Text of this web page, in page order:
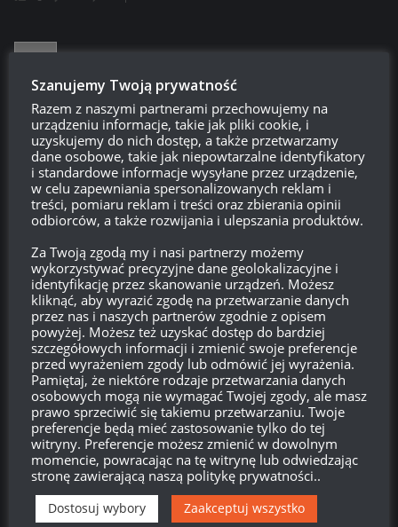
XD 14:48, 31 sierpnia 2018 14:48
„otrzymacie solidny zapas chleba ze smalcem i inne godne
nagrody” ahhaha dobre (jednak obejrzałem)
0 Odpowiedz
Powhatan 14:45, 31 sierpnia 2018 14:45
Ubrał się diabeł w ornat i ogonem na mszę dzwoni.
0 Odpowiedz
XD 14:43, 31 sierpnia 2018 14:43
Nie mogę patrzeć XD Coś na niej ten mundur nie leży…
0 Odpowiedz
Szanujemy Twoją prywatność
Razem z naszymi partnerami przechowujemy na
urządzeniu informacje, takie jak pliki cookie, i
uzyskujemy do nich dostęp, a także przetwarzamy
dane osobowe, takie jak niepowtarzalne identyfikatory
i standardowe informacje wysyłane przez urządzenie,
w celu zapewniania spersonalizowanych reklam i
treści, pomiaru reklam i treści oraz zbierania opinii
odbiorców, a także rozwijania i ulepszania produktów.
Za Twoją zgodą my i nasi partnerzy możemy
wykorzystywać precyzyjne dane geolokalizacyjne i
identyfikację przez skanowanie urządzeń. Możesz
kliknąć, aby wyrazić zgodę na przetwarzanie danych
przez nas i naszych partnerów zgodnie z opisem
powyżej. Możesz też uzyskać dostęp do bardziej
szczegółowych informacji i zmienić swoje preferencje
przed wyrażeniem zgody lub odmówić jej wyrażenia.
Pamiętaj, że niektóre rodzaje przetwarzania danych
osobowych mogą nie wymagać Twojej zgody, ale masz
prawo sprzeciwić się takiemu przetwarzaniu. Twoje
preferencje będą mieć zastosowanie tylko do tej
witryny. Preferencje możesz zmienić w dowolnym
momencie, powracając na tę witrynę lub odwiedzając
stronę zawierającą naszą politykę prywatności..
Dostosuj wybory Zaakceptuj wszystko